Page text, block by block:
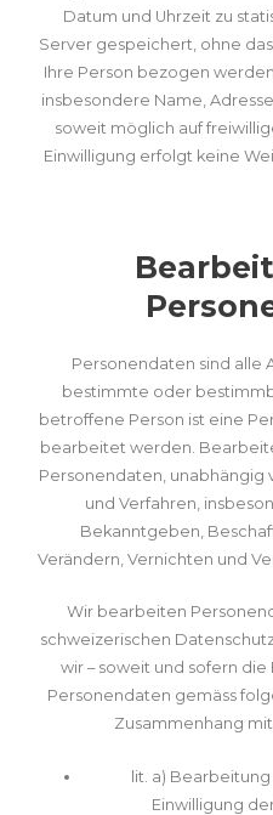
Datum und Uhrzeit zu
Server gespeichert, ohne
Ihre Person bezogen
insbesondere Name,
soweit möglich auf
Einwilligung erfolgt keine
Personendaten sind alle
bestimmte oder
betroffene Person ist eine
bearbeitet werden.
Personendaten, unabhängig
und Verfahren,
Bekanntgeben,
Verändern, Vernichten und
Wir bearbeiten
schweizerischen
wir – soweit und sofern die
Personendaten gemäss
Zusammenhang mit
lit. a)
Einwilligung